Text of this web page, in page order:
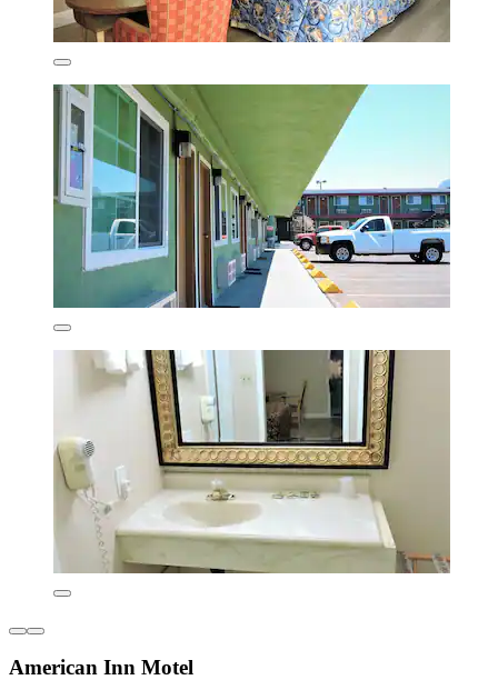
American Inn Motel